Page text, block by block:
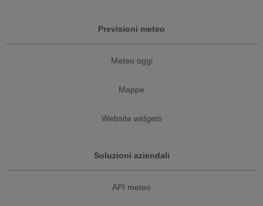
Previsioni meteo
Meteo oggi
Mappe
Website widgets
Soluzioni aziendali
API meteo